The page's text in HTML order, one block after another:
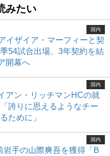
みたい
イザイア・マーフィーと契
54試合出場、3年契約を結
開幕へ
国内
アン・リッチマンHCの就
誇りに思えるようなチー
ために」
国内
岩手の山際爽吾を獲得「B
国内